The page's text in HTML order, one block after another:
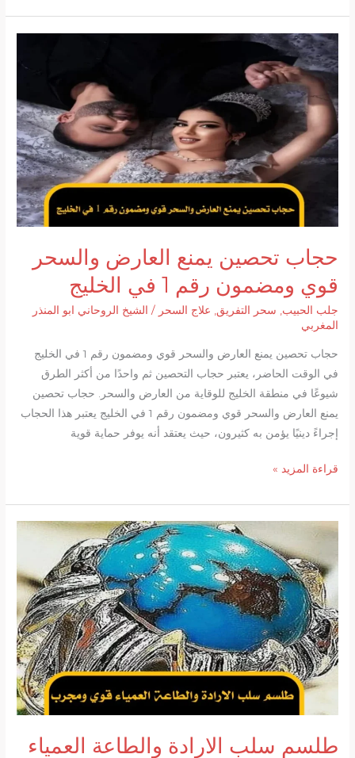
لفك
وابطال
السحر
المرشوش
على
الملابس
حجاب تحصين يمنع العارض والسحر
قوي ومضمون رقم 1 في الخليج
جلب الحبيب سحر التفريق علاج السحر / الشيخ الروحاني ابو المنذر
المغربي
حجاب تحصين يمنع العارض والسحر قوي ومضمون رقم 1 في الخليج
في الوقت الحاضر، يعتبر حجاب التحصين ثم واحدًا من أكثر الطرق
شيوعًا في منطقة الخليج للوقاية من العارض والسحر. حجاب تحصين
يمنع العارض والسحر قوي ومضمون رقم 1 في الخليج يعتبر هذا الحجاب
إجراءً دينيًا يؤمن به كثيرون، حيث يعتقد أنه يوفر حماية قوية
حجاب
يمنع
العارض
قوي
ومضمون
رقم
1
في
الخليج
قراءة المزيد »
طلسم سلب الارادة والطاعة العمياء